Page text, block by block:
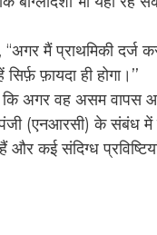
‘‘अगर मैं प्राथमिकी
फ़ायदा ही होगा।’’
अगर वह असम वापस
पंजी (एनआरसी) के संबंध
और कई संदिग्ध